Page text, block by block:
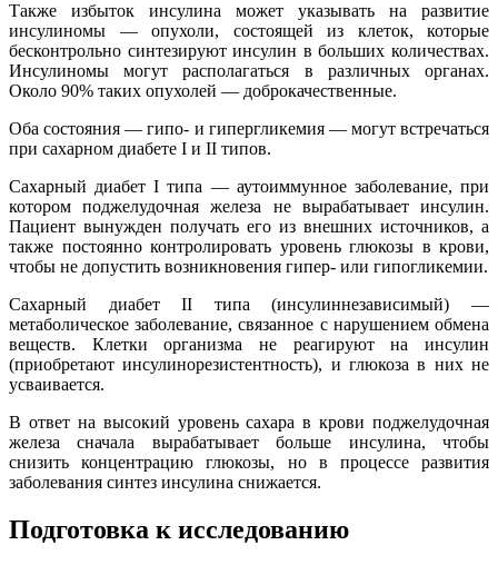
Также избыток инсулина может указывать на развитие
инсулиномы — опухоли, состоящей из клеток, которые
бесконтрольно синтезируют инсулин в больших количествах.
Инсулиномы могут располагаться в различных органах.
Около 90% таких опухолей — доброкачественные.
Оба состояния — гипо- и гипергликемия — могут встречаться
при сахарном диабете I и II типов.
Сахарный диабет I типа — аутоиммунное заболевание, при
котором поджелудочная железа не вырабатывает инсулин.
Пациент вынужден получать его из внешних источников, а
также постоянно контролировать уровень глюкозы в крови,
чтобы не допустить возникновения гипер- или гипогликемии.
Сахарный диабет II типа (инсулиннезависимый) —
метаболическое заболевание, связанное с нарушением обмена
веществ. Клетки организма не реагируют на инсулин
(приобретают инсулинорезистентность), и глюкоза в них не
усваивается.
В ответ на высокий уровень сахара в крови поджелудочная
железа сначала вырабатывает больше инсулина, чтобы
снизить концентрацию глюкозы, но в процессе развития
заболевания синтез инсулина снижается.
Подготовка к исследованию